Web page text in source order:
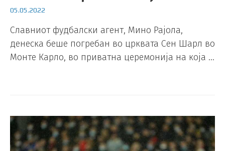
05.05.2022
Славниот фудбалски агент, Мино Рајола,
денеска беше погребан во црквата Сен Шарл во
Монте Карло, во приватна церемонија на која …